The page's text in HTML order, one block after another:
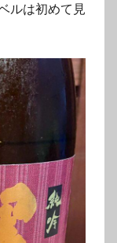
ルは初めて見